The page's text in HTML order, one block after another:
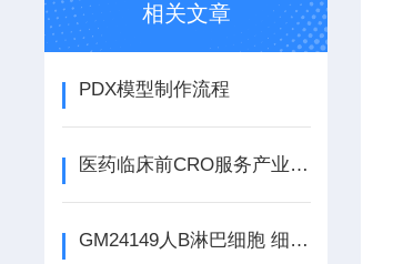
相关文章
PDX模型制作流程
医药临床前CRO服务产业是新兴的产业
GM24149人B淋巴细胞 细胞类型 组织来源 注意事项